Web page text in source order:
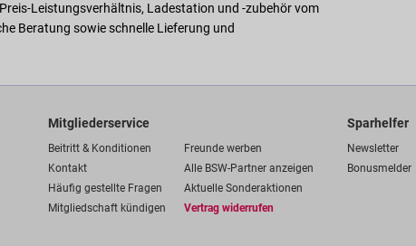
Leistungsverhältnis, Ladestation und -zubehör vom
Beratung sowie schnelle Lieferung und
Mitgliederservice
Beitritt & Konditionen
Freunde werben
Kontakt
Alle BSW-Partner anzeigen
Häufig gestellte Fragen
Aktuelle Sonderaktionen
Mitgliedschaft kündigen
Vertrag widerrufen
Sparhelfer
Newsletter
Bonusmelder